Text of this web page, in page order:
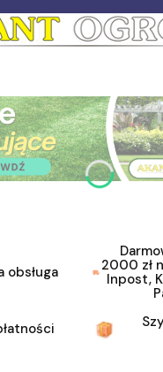
aby otworzyć stronę.
aby otworzyć stronę.
aby otworzyć stronę.
obsługa
2000 zł
Inpost,